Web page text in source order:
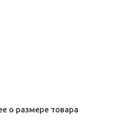
о размере товара